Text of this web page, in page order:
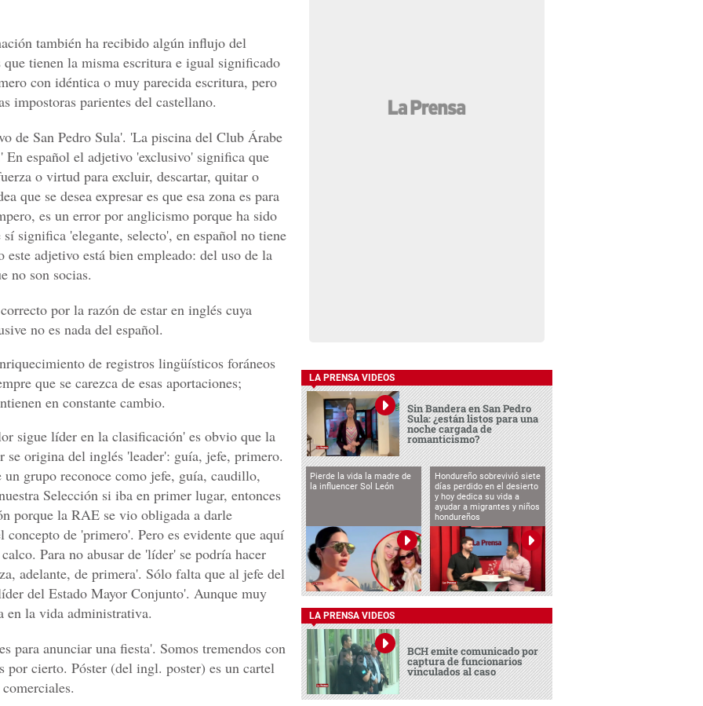
también ha recibido algún influjo del
que tienen la misma escritura e igual significado
con idéntica o muy parecida escritura, pero
impostoras parientes del castellano.
de San Pedro Sula'. 'La piscina del Club Árabe
En español el adjetivo 'exclusivo' significa que
o virtud para excluir, descartar, quitar o
que se desea expresar es que esa zona es para
es un error por anglicismo porque ha sido
significa 'elegante, selecto', en español no tiene
este adjetivo está bien empleado: del uso de la
no son socias.
por la razón de estar en inglés cuya
no es nada del español.
de registros lingüísticos foráneos
que se carezca de esas aportaciones;
en constante cambio.
sigue líder en la clasificación' es obvio que la
origina del inglés 'leader': guía, jefe, primero.
un grupo reconoce como jefe, guía, caudillo,
Selección si iba en primer lugar, entonces
porque la RAE se vio obligada a darle
de 'primero'. Pero es evidente que aquí
Para no abusar de 'líder' se podría hacer
adelante, de primera'. Sólo falta que al jefe del
del Estado Mayor Conjunto'. Aunque muy
en la vida administrativa.
para anunciar una fiesta'. Somos tremendos con
por cierto. Póster (del ingl. poster) es un cartel
LA PRENSA VIDEOS
Sin Bandera en San Pedro
Sula: ¿están listos para una
noche cargada de
romanticismo?
Pierde la vida la madre de
la influencer Sol León
Hondureño sobrevivió siete
días perdido en el desierto
y hoy dedica su vida a
ayudar a migrantes y niños
hondureños
LA PRENSA VIDEOS
BCH emite comunicado por
captura de funcionarios
vinculados al caso